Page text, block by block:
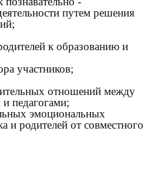
путем решения
к образованию и
участников;
отношений между
педагогами;
эмоциональных
и родителей от совместного